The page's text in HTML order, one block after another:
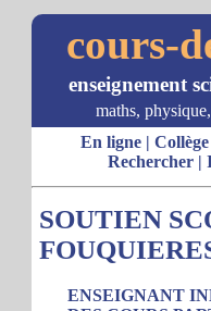
cours-
enseignement
maths,
En ligne| Collège
Rechercher|
SOUTIEN
ENSEIGNANT